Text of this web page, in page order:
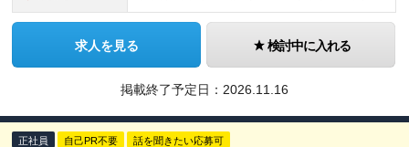
求人を見る 検討中に入れる
掲載終了予定日： 2026.11.16
正社員 自己PR不要 話を聞きたい応募可